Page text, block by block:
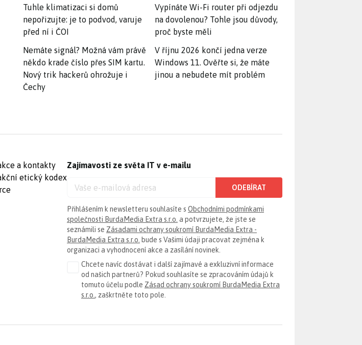
Tuhle klimatizaci si domů
nepořizujte: je to podvod, varuje
před ní i ČOI
Nemáte signál? Možná vám právě
někdo krade číslo přes SIM kartu.
Nový trik hackerů ohrožuje i
Čechy
Vypínáte Wi-Fi router při odjezdu
na dovolenou? Tohle jsou důvody,
proč byste měli
V říjnu 2026 končí jedna verze
Windows 11. Ověřte si, že máte
jinou a nebudete mít problém
a kontakty
etický kodex
Zajímavosti ze světa IT v e-mailu
ODEBÍRAT
Přihlášením k newsletteru souhlasíte s Obchodními podmínkami
společnosti BurdaMedia Extra s.r.o. a potvrzujete, že jste se
seznámili se Zásadami ochrany soukromí BurdaMedia Extra -
BurdaMedia Extra s.r.o. bude s Vašimi údaji pracovat zejména k
organizaci a vyhodnocení akce a zasílání novinek.
Chcete navíc dostávat i další zajímavé a exkluzivní informace
od našich partnerů? Pokud souhlasíte se zpracováním údajů k
tomuto účelu podle Zásad ochrany soukromí BurdaMedia Extra
s.r.o. , zaškrtněte toto pole.